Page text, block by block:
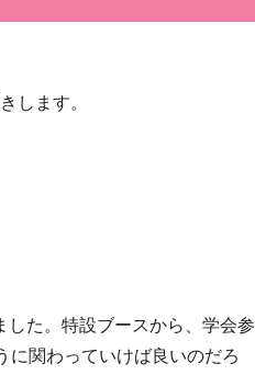
します。
した。特設ブースから、学会参
に関わっていけば良いのだろ